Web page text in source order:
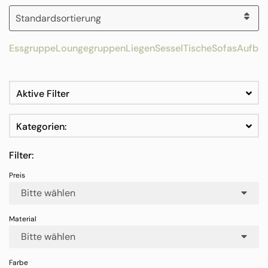
EssgruppeLoungegruppenLiegenSesselTischeSofas
Aktive Filter
Kategorien:
Filter:
Bitte wählen
Bitte wählen